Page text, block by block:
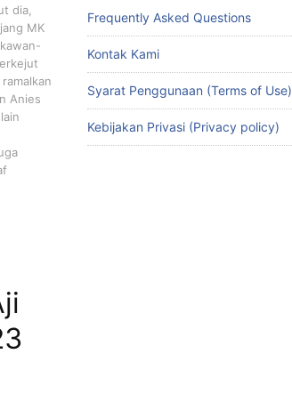
dia,
MK
Anies
Frequently Asked Questions
Kontak Kami
Syarat Penggunaan (Terms of Use)
Kebijakan Privasi (Privacy policy)